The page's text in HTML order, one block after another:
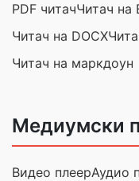
PDF читачЧитач на
Читач на DOCX
Читач на маркдоун
Медиумски
Видео плеерАудио